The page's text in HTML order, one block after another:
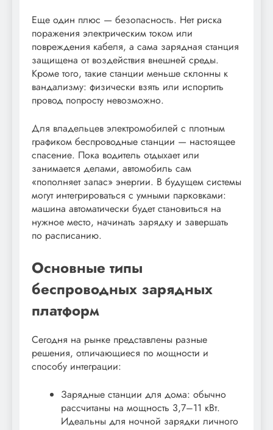
Еще один плюс — безопасность. Нет риска
поражения электрическим током или
повреждения кабеля, а сама зарядная станция
защищена от воздействия внешней среды.
Кроме того, такие станции меньше склонны к
вандализму: физически взять или испортить
провод попросту невозможно.
Для владельцев электромобилей с плотным
графиком беспроводные станции — настоящее
спасение. Пока водитель отдыхает или
занимается делами, автомобиль сам
«пополняет запас» энергии. В будущем системы
могут интегрироваться с умными парковками:
машина автоматически будет становиться на
нужное место, начинать зарядку и завершать
по расписанию.
Основные типы
беспроводных зарядных
платформ
Сегодня на рынке представлены разные
решения, отличающиеся по мощности и
способу интеграции:
Зарядные станции для дома: обычно
рассчитаны на мощность 3,7–11 кВт.
Идеальны для ночной зарядки личного